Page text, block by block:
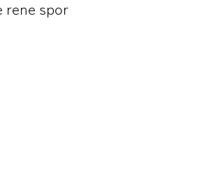
rene spor